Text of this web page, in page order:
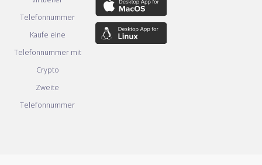
Telefonnummer
Kaufe eine
Telefonnummer mit
Crypto
Zweite
Telefonnummer